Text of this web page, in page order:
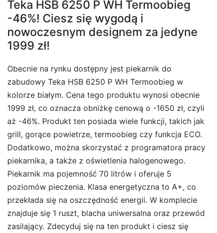
Teka HSB 6250 P WH Termoobieg
-46%! Ciesz się wygodą i
nowoczesnym designem za jedyne
1999 zł!
Obecnie na rynku dostępny jest piekarnik do
zabudowy Teka HSB 6250 P WH Termoobieg w
kolorze białym. Cena tego produktu wynosi obecnie
1999 zł, co oznacza obniżkę cenową o -1650 zł, czyli
aż -46%. Produkt ten posiada wiele funkcji, takich jak
grill, gorące powietrze, termoobieg czy funkcja ECO.
Dodatkowo, można skorzystać z programatora pracy
piekarnika, a także z oświetlenia halogenowego.
Piekarnik ma pojemność 70 litrów i oferuje 5
poziomów pieczenia. Klasa energetyczna to A+, co
przekłada się na oszczędność energii. W komplecie
znajduje się 1 ruszt, blacha uniwersalna oraz przewód
zasilający. Zdecyduj się na ten produkt i ciesz się